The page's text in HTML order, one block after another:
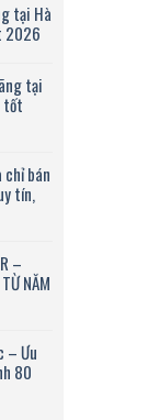
tại Hà
2026
tại
tốt
chỉ bán
tín,
–
NĂM
– Ưu
80